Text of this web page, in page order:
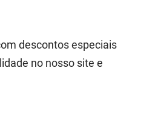
descontos especiais
no nosso site e